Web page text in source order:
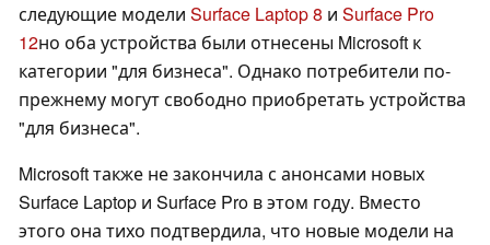
следующие модели Surface Laptop 8 и Surface Pro
12но оба устройства были отнесены Microsoft к
категории "для бизнеса". Однако потребители по-
прежнему могут свободно приобретать устройства
"для бизнеса".
Microsoft также не закончила с анонсами новых
Surface Laptop и Surface Pro в этом году. Вместо
этого она тихо подтвердила, что новые модели на